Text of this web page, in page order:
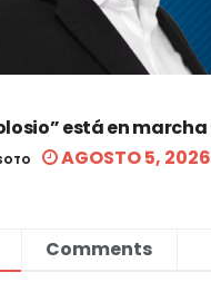
está en marcha
AGOSTO 5, 2026
Comments